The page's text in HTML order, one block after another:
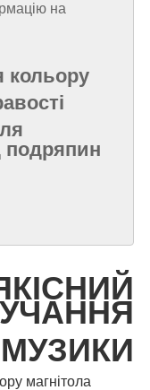
на
кольору
подряпин
МУЗИКИ
магнітола